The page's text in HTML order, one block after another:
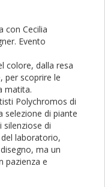
con Cecilia
Evento
colore, dalla resa
per scoprire le
matita.
Polychromos di
selezione di piante
silenziose di
laboratorio,
ma un
pazienza e